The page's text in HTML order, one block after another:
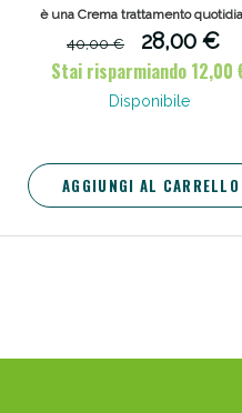
è una Crema trattamento
multi-funzione (idrata - protegge
ripara), alleata di tutta la famiglia.
40,00 €
28,00 €
Stai risparmiando 12,00
Disponibile
AGGIUNGI AL CARRELLO